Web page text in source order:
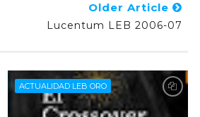
Older Article
Lucentum LEB 2006-07
ACTUALIDAD LEB ORO